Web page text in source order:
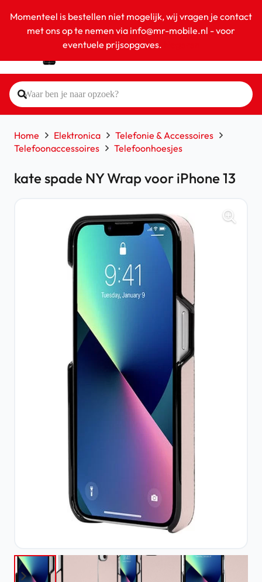
Momenteel is bestellen niet mogelijk, wij vragen je contact
met ons op te nemen via info@mr-mobile.nl - voor
eventuele prijsopgaves.
Home Elektronica
Telefonie & Accessoires
Telefoonaccessoires
Telefoonhoesjes
kate spade NY Wrap voor iPhone 13